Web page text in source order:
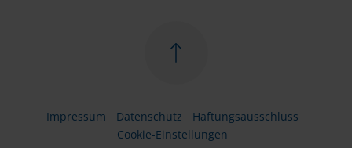
Impressum Datenschutz
Haftungsausschluss
Cookie-Einstellungen